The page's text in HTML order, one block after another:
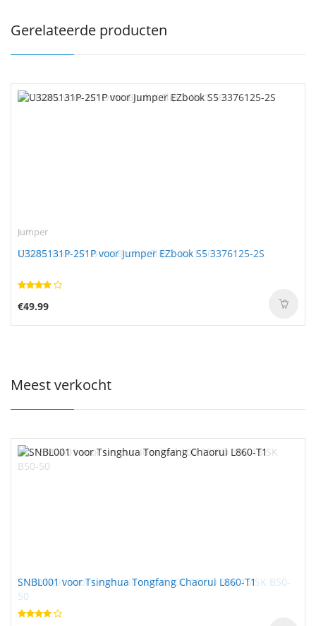
Gerelateerde producten
Jumper
U3285131P-2S1P voor Jumper EZbook S5 3376125-2S
€49.99
Meest verkocht
SNBL001 voor Tsinghua Tongfang Chaorui L860-T1